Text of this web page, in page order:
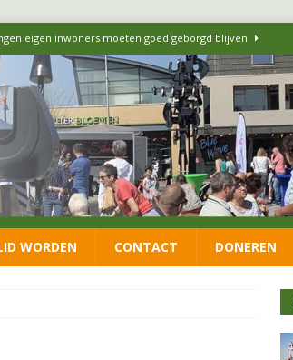
eigen inwoners moeten goed geborgd blijven
lokale partijen uit heel Nederland: schaf het
voor onafhankelijke wethouder Sociaal Domein
‘Groeien met behoud van karakter’
WORDEN CONTACT DONEREN